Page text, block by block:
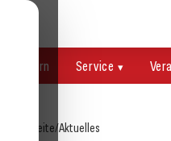
& Steuern Service
Startseite/Aktuelles